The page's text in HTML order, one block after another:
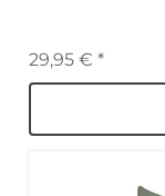
29,95 € *